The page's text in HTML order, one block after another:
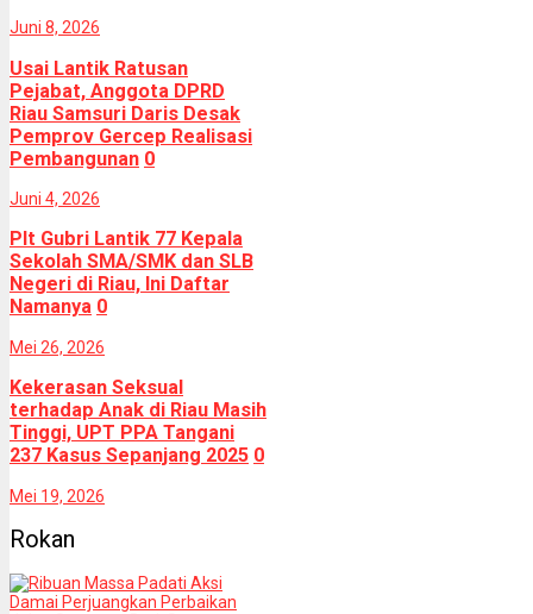
Juni 8, 2026
Usai Lantik Ratusan
Pejabat, Anggota DPRD
Riau Samsuri Daris Desak
Pemprov Gercep Realisasi
Pembangunan 0
Juni 4, 2026
Plt Gubri Lantik 77 Kepala
Sekolah SMA/SMK dan SLB
Negeri di Riau, Ini Daftar
Namanya 0
Mei 26, 2026
Kekerasan Seksual
terhadap Anak di Riau Masih
Tinggi, UPT PPA Tangani
237 Kasus Sepanjang 2025 0
Mei 19, 2026
Rokan